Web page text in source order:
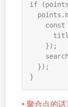
if
const
    });
  });
}
• 聚合点的